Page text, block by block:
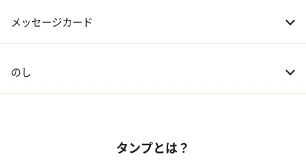
メッセージカード
のし
タンプとは？